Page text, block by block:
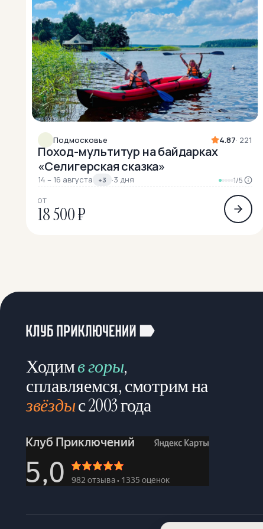
Подмосковье 4.87· 221
Поход-мультитур на байдарках
«Селигерская сказка»
14 – 16 августа +3 ·3 дня 1/5
ОТ
18 500 ₽
Ходимв горы,
сплавляемся, смотрим на
звёздыс 2003 года